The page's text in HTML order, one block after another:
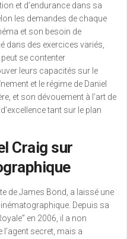
et d’endurance dans sa
les demandes de chaque
et son besoin de
dans des exercices variés,
se contenter
leurs capacités sur le
et le régime de Daniel
et son dévouement à l’art de
tant sur le plan
Craig sur
de James Bond, a laissé une
Depuis sa
en 2006, il a non
secret, mais a